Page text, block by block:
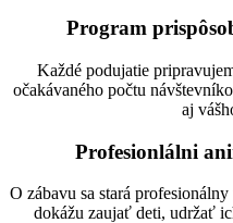
Program
Každé podujatie
očakávaného počtu
aj
Profesionlálni
O zábavu sa stará
dokážu zaujať deti, udržať